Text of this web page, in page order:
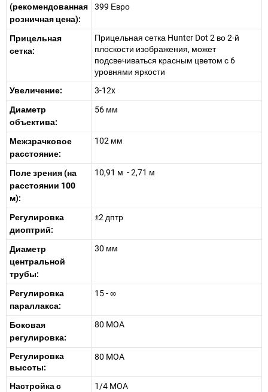
(рекомендованная
розничная цена):
399 Евро
Прицельная
сетка:
Прицельная сетка Hunter Dot 2 во 2-й
плоскости изображения, может
подсвечиваться красным цветом с 6
уровнями яркости
Увеличение:
3-12x
Диаметр
объектива:
56 мм
Межзрачковое
расстояние:
102 мм
Поле зрения (на
расстоянии 100
м):
10,91 м - 2,71 м
Регулировка
диоптрий:
±2 дптр
Диаметр
центральной
трубы:
30 мм
Регулировка
параллакса:
15 - ∞
Боковая
регулировка:
80 MOA
Регулировка
высоты:
80 MOA
Настройка с
1/4 MOA